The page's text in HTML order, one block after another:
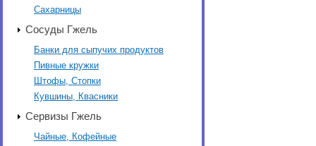
Сахарницы
Сосуды Гжель
Банки для сыпучих продуктов
Пивные кружки
Штофы, Стопки
Кувшины, Квасники
Сервизы Гжель
Чайные, Кофейные